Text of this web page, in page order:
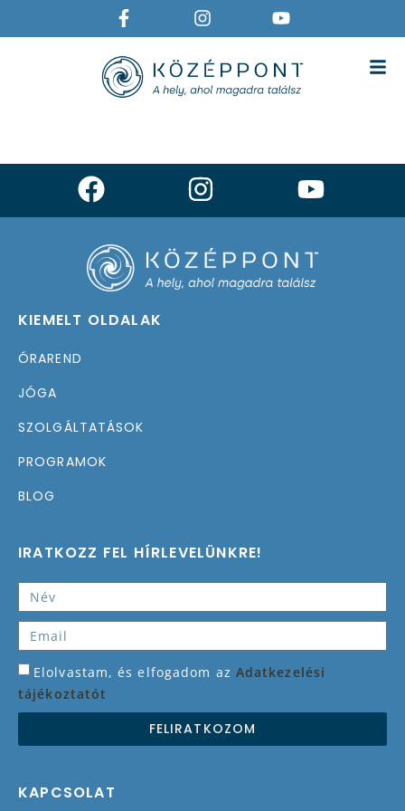
KIEMELT OLDALAK
ÓRAREND
JÓGA
SZOLGÁLTATÁSOK
PROGRAMOK
BLOG
IRATKOZZ FEL HÍRLEVELÜNKRE!
Elolvastam, és elfogadom az Adatkezelési
tájékoztatót
FELIRATKOZOM
KAPCSOLAT